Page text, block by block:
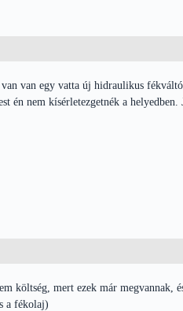
van egy vatta új hidraulikus
én nem kísérletezgetnék a
költség, mert ezek már megvannak,
a fékolaj)